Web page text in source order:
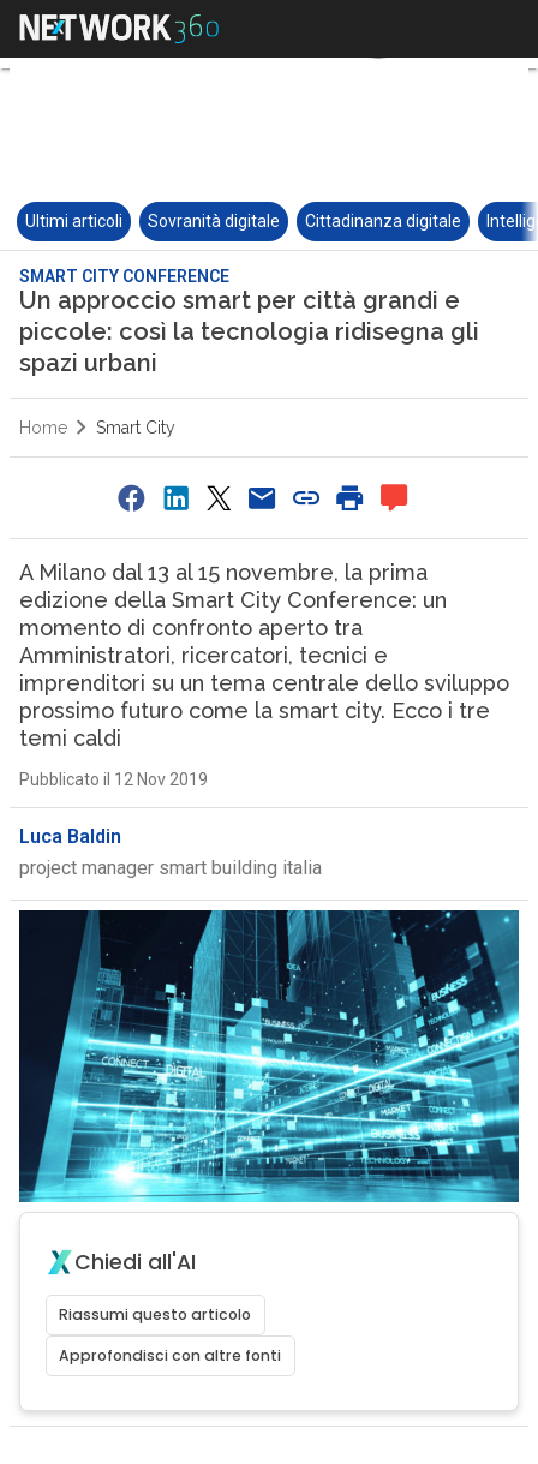
Ultimi articoli Sovranità digitale Cittadinanza digitale
SMART CITY CONFERENCE
Un approccio smart per città grandi e
piccole: così la tecnologia ridisegna gli
spazi urbani
Home Smart City
A Milano dal 13 al 15 novembre, la prima
edizione della Smart City Conference: un
momento di confronto aperto tra
Amministratori, ricercatori, tecnici e
imprenditori su un tema centrale dello sviluppo
prossimo futuro come la smart city. Ecco i tre
temi caldi
Pubblicato il 12 Nov 2019
Luca Baldin
project manager smart building italia
Chiedi all'AI
Riassumi questo articolo
Approfondisci con altre fonti